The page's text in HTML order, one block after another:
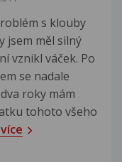
s klouby
jsem měl silný
vznikl váček. Po
se nadale
roky mám
tohoto všeho